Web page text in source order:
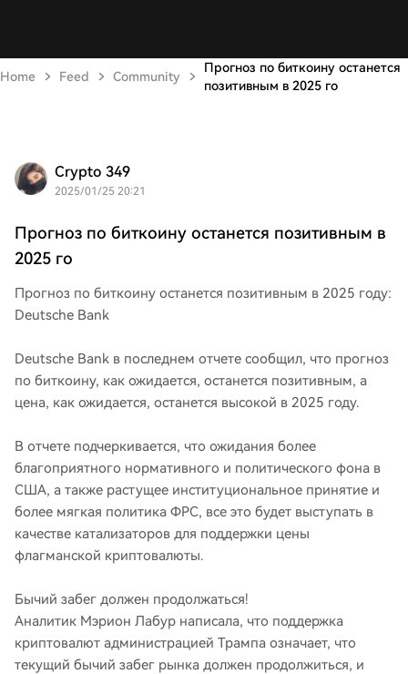
Home Feed Community
Прогноз по биткоину останется
позитивным в 2025 го
Crypto 349
2025/01/25 20:21
Прогноз по биткоину останется позитивным в
2025 го
Прогноз по биткоину останется позитивным в 2025 году:
Deutsche Bank
Deutsche Bank в последнем отчете сообщил, что прогноз
по биткоину, как ожидается, останется позитивным, а
цена, как ожидается, останется высокой в ​​2025 году.
В отчете подчеркивается, что ожидания более
благоприятного нормативного и политического фона в
США, а также растущее институциональное принятие и
более мягкая политика ФРС, все это будет выступать в
качестве катализаторов для поддержки цены
флагманской криптовалюты.
Бычий забег должен продолжаться!
Аналитик Мэрион Лабур написала, что поддержка
криптовалют администрацией Трампа означает, что
текущий бычий забег рынка должен продолжиться, и